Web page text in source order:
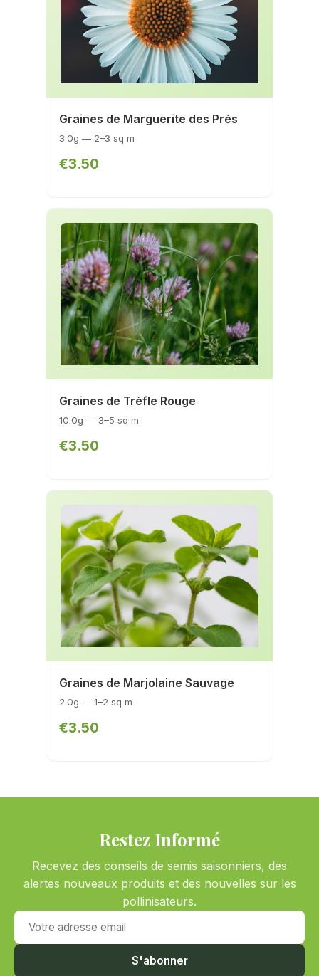
Graines de Marguerite des Prés
3.0g — 2–3 sq m
€3.50
Graines de Trèfle Rouge
10.0g — 3–5 sq m
€3.50
Graines de Marjolaine Sauvage
2.0g — 1–2 sq m
€3.50
Restez Informé
Recevez des conseils de semis saisonniers, des
alertes nouveaux produits et des nouvelles sur les
pollinisateurs.
Votre adresse email
S'abonner